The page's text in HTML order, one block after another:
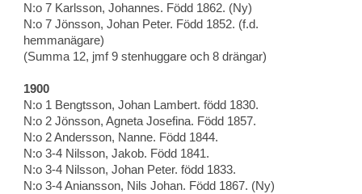
N:o 7 Karlsson, Johannes. Född 1862. (Ny)
N:o 7 Jönsson, Johan Peter. Född 1852. (f.d.
hemmanägare)
(Summa 12, jmf 9 stenhuggare och 8 drängar)
1900
N:o 1 Bengtsson, Johan Lambert. född 1830.
N:o 2 Jönsson, Agneta Josefina. Född 1857.
N:o 2 Andersson, Nanne. Född 1844.
N:o 3-4 Nilsson, Jakob. Född 1841.
N:o 3-4 Nilsson, Johan Peter. född 1833.
N:o 3-4 Aniansson, Nils Johan. Född 1867. (Ny)